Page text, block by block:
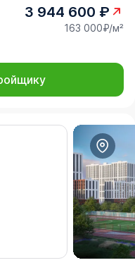
3 944 600 ₽
163 000₽/м²